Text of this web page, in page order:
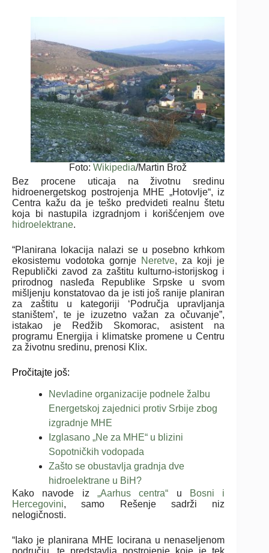
Foto: Wikipedia/Martin Brož
Bez procene uticaja na životnu sredinu
hidroenergetskog postrojenja MHE „Hotovlje“, iz
Centra kažu da je teško predvideti realnu štetu
koja bi nastupila izgradnjom i korišćenjem ove
hidroelektrane.
“Planirana lokacija nalazi se u posebno krhkom
ekosistemu vodotoka gornje Neretve, za koji je
Republički zavod za zaštitu kulturno-istorijskog i
prirodnog nasleđa Republike Srpske u svom
mišljenju konstatovao da je isti još ranije planiran
za zaštitu u kategoriji ‘Područja upravljanja
staništem’, te je izuzetno važan za očuvanje”,
istakao je Redžib Skomorac, asistent na
programu Energija i klimatske promene u Centru
za životnu sredinu, prenosi Klix.
Pročitajte još:
Nevladine organizacije podnele žalbu
Energetskoj zajednici protiv Srbije zbog
izgradnje MHE
Izglasano „Ne za MHE“ u blizini
Sopotničkih vodopada
Zašto se obustavlja gradnja dve
hidroelektrane u BiH?
Kako navode iz „Aarhus centra“ u
Bosni i
Hercegovini, samo Rešenje sadrži niz
nelogičnosti.
“Iako je planirana MHE locirana u nenaseljenom
području, te predstavlja postrojenje koje je tek